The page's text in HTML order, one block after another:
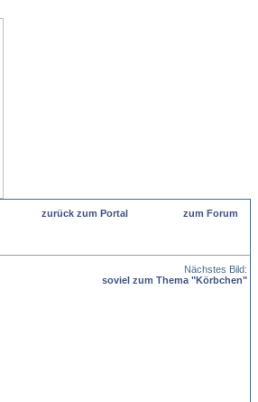
zurück zum Portal
zum Forum
Nächstes Bild:
soviel zum Thema "Körbchen"